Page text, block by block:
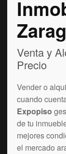
Venta y
Precio
Vender o
cuando
Expopiso
de tu
mejores
el mercado